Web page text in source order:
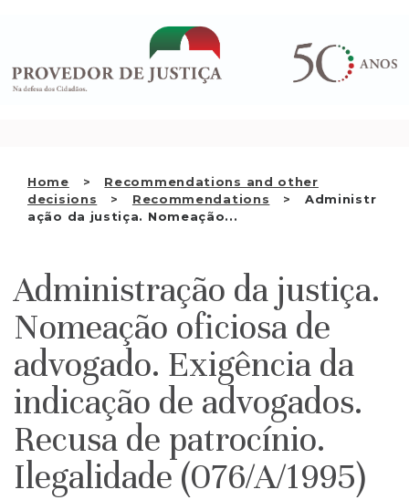
conteúdo
Home
Recommendations and other
decisions
Recommendations
Administr
ação da justiça. Nomeação...
WHO WE ARE
THE OMBUDSMAN AS
NATIONAL HUMAN RIGHTS
EN
Administração da justiça.
Nomeação oficiosa de
advogado. Exigência da
indicação de advogados.
Recusa de patrocínio.
Ilegalidade (076/A/1995)